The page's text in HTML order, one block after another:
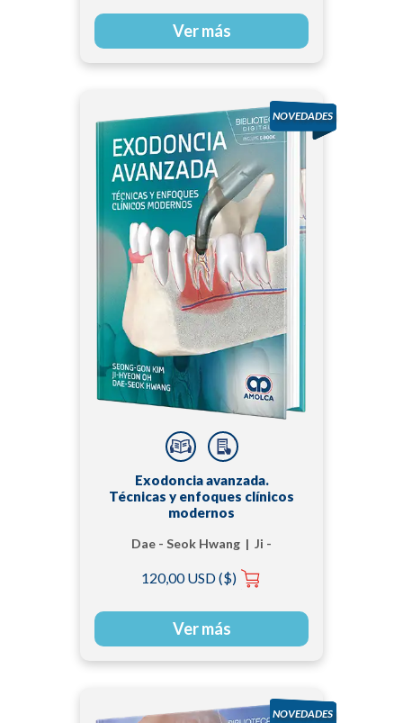
Ver más
Exodoncia avanzada.
Técnicas y enfoques clínicos
modernos
Dae - Seok Hwang | Ji -
Gon Kim
120,00 USD ($)
Ver más